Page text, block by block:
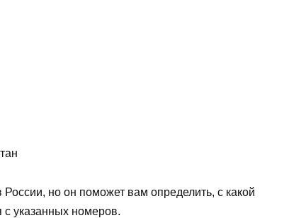
но он поможет вам определить, с какой
с указанных номеров.